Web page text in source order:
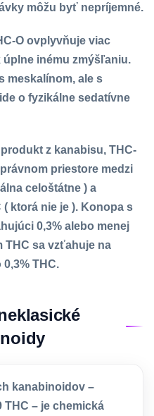
môžu byť nepríjemné.
O ovplyvňuje viac
inému zmýšľaniu.
meskalínom, ale s
o fyzikálne sedatívne
z kanabisu, THC-
priestore medzi
celoštátne ) a
ktorá nie je ). Konopa s
0,3% alebo menej
THC sa vzťahuje na
THC.
kanabinoidov –
THC – je chemická